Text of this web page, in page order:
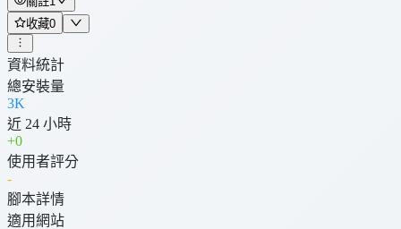
收藏0
資料統計
總安裝量
3K
近 24 小時
+0
使用者評分
-
腳本詳情
適用網站